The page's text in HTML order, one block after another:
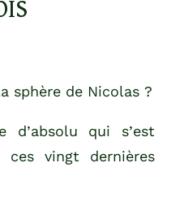
sphère de Nicolas ?
d’absolu qui s’est
ces vingt dernières